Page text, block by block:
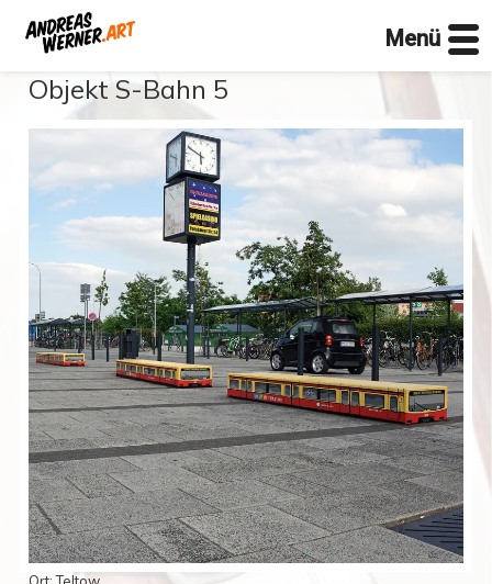
Inhalt
springen
Objekt S-Bahn 5
Menü